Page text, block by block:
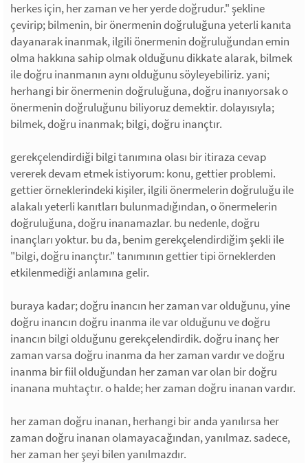
herkes için, her zaman ve her yerde doğrudur." şekline
çevirip; bilmenin, bir önermenin doğruluğuna yeterli kanıta
dayanarak inanmak, ilgili önermenin doğruluğundan emin
olma hakkına sahip olmak olduğunu dikkate alarak, bilmek
ile doğru inanmanın aynı olduğunu söyleyebiliriz. yani;
herhangi bir önermenin doğruluğuna, doğru inanıyorsak o
önermenin doğruluğunu biliyoruz demektir. dolayısıyla;
bilmek, doğru inanmak; bilgi, doğru inançtır.
gerekçelendirdiği bilgi tanımına olası bir itiraza cevap
vererek devam etmek istiyorum: konu, gettier problemi.
gettier örneklerindeki kişiler, ilgili önermelerin doğruluğu ile
alakalı yeterli kanıtları bulunmadığından, o önermelerin
doğruluğuna, doğru inanamazlar. bu nedenle, doğru
inançları yoktur. bu da, benim gerekçelendirdiğim şekli ile
"bilgi, doğru inançtır." tanımının gettier tipi örneklerden
etkilenmediği anlamına gelir.
buraya kadar; doğru inancın her zaman var olduğunu, yine
doğru inancın doğru inanma ile var olduğunu ve doğru
inancın bilgi olduğunu gerekçelendirdik. doğru inanç her
zaman varsa doğru inanma da her zaman vardır ve doğru
inanma bir fiil olduğundan her zaman var olan bir doğru
inanana muhtaçtır. o halde; her zaman doğru inanan vardır.
her zaman doğru inanan, herhangi bir anda yanılırsa her
zaman doğru inanan olamayacağından, yanılmaz. sadece,
her zaman her şeyi bilen yanılmazdır.